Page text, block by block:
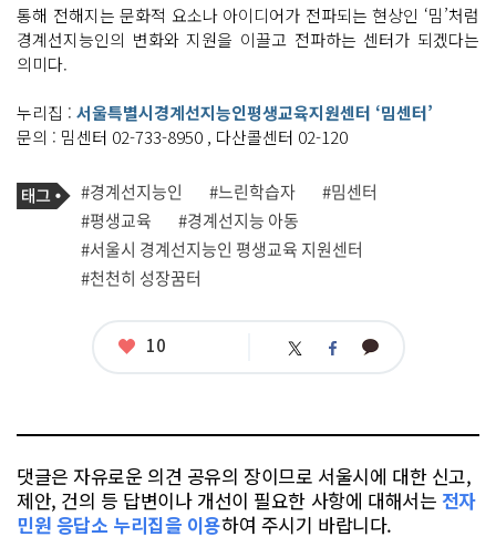
통해 전해지는 문화적 요소나 아이디어가 전파되는 현상인 ‘밈’처럼
경계선지능인의 변화와 지원을 이끌고 전파하는 센터가 되겠다는
의미다.
누리집 : 서울특별시경계선지능인평생교육지원센터 ‘밈센터’
문의 : 밈센터 02-733-8950 , 다산콜센터 02-120
기
사
관
련
태
그
태
그
#경계선지능인 #느린학습자
#밈센터
#평생교육
#경계선지능 아동
#서울시 경계선지능인 평생교육 지원센터
#천천히 성장꿈터
좋
10 트 페 카
댓글은 자유로운 의견 공유의 장이므로 서울시에 대한 신고,
제안, 건의 등 답변이나 개선이 필요한 사항에 대해서는 전자
민원 응답소 누리집을 이용하여 주시기 바랍니다.